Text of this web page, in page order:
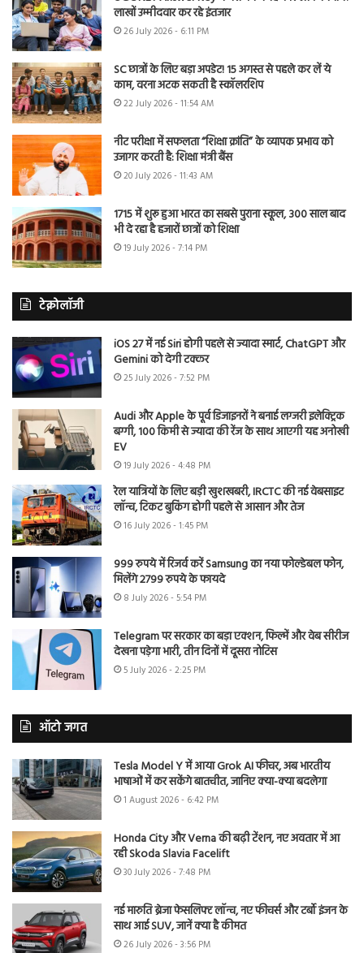
लाखों उम्मीदवार कर रहे इंतजार
26 July 2026 - 6:11 PM
SC छात्रों के लिए बड़ा अपडेट! 15 अगस्त से पहले कर लें ये
काम, वरना अटक सकती है स्कॉलरशिप
22 July 2026 - 11:54 AM
नीट परीक्षा में सफलता “शिक्षा क्रांति” के व्यापक प्रभाव को
उजागर करती है: शिक्षा मंत्री बैंस
20 July 2026 - 11:43 AM
1715 में शुरू हुआ भारत का सबसे पुराना स्कूल, 300 साल बाद
भी दे रहा है हजारों छात्रों को शिक्षा
19 July 2026 - 7:14 PM
टेक्नोलॉजी
iOS 27 में नई Siri होगी पहले से ज्यादा स्मार्ट, ChatGPT और
Gemini को देगी टक्कर
25 July 2026 - 7:52 PM
Audi और Apple के पूर्व डिजाइनरों ने बनाई लग्जरी इलेक्ट्रिक
बग्गी, 100 किमी से ज्यादा की रेंज के साथ आएगी यह अनोखी
EV
19 July 2026 - 4:48 PM
रेल यात्रियों के लिए बड़ी खुशखबरी, IRCTC की नई वेबसाइट
लॉन्च, टिकट बुकिंग होगी पहले से आसान और तेज
16 July 2026 - 1:45 PM
999 रुपये में रिजर्व करें Samsung का नया फोल्डेबल फोन,
मिलेंगे 2799 रुपये के फायदे
8 July 2026 - 5:54 PM
Telegram पर सरकार का बड़ा एक्शन, फिल्में और वेब सीरीज
देखना पड़ेगा भारी, तीन दिनों में दूसरा नोटिस
5 July 2026 - 2:25 PM
ऑटो जगत
Tesla Model Y में आया Grok AI फीचर, अब भारतीय
भाषाओं में कर सकेंगे बातचीत, जानिए क्या-क्या बदलेगा
1 August 2026 - 6:42 PM
Honda City और Verna की बढ़ी टेंशन, नए अवतार में आ
रही Skoda Slavia Facelift
30 July 2026 - 7:48 PM
नई मारुति ब्रेजा फेसलिफ्ट लॉन्च, नए फीचर्स और टर्बो इंजन के
साथ आई SUV, जानें क्या है कीमत
26 July 2026 - 3:56 PM